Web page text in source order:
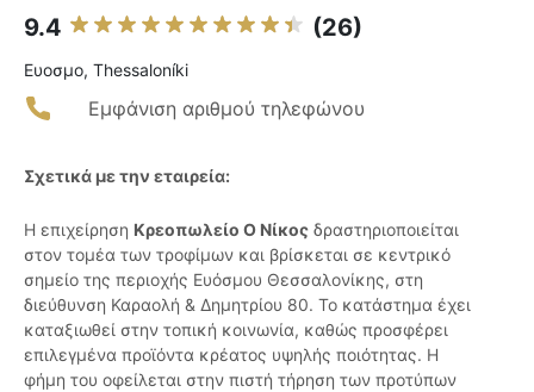
9.4 (26)
Ευοσμο, Thessaloníki
Εμφάνιση αριθμού τηλεφώνου
Σχετικά με την εταιρεία:
Η επιχείρηση Κρεοπωλείο Ο Νίκος δραστηριοποιείται
στον τομέα των τροφίμων και βρίσκεται σε κεντρικό
σημείο της περιοχής Ευόσμου Θεσσαλονίκης, στη
διεύθυνση Καραολή & Δημητρίου 80. Το κατάστημα έχει
καταξιωθεί στην τοπική κοινωνία, καθώς προσφέρει
επιλεγμένα προϊόντα κρέατος υψηλής ποιότητας. Η
φήμη του οφείλεται στην πιστή τήρηση των προτύπων